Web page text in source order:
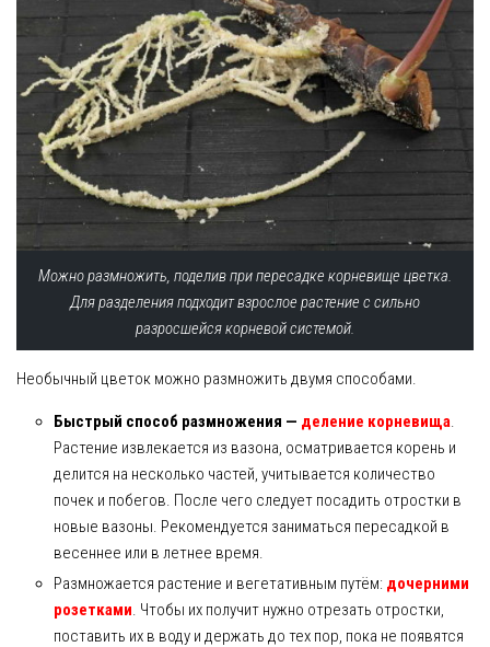
Можно размножить, поделив при пересадке корневище цветка.
Для разделения подходит взрослое растение с сильно
разросшейся корневой системой.
Необычный цветок можно размножить двумя способами.
Быстрый способ размножения — деление корневища.
Растение извлекается из вазона, осматривается корень и
делится на несколько частей, учитывается количество
почек и побегов. После чего следует посадить отростки в
новые вазоны. Рекомендуется заниматься пересадкой в
весеннее или в летнее время.
Размножается растение и вегетативным путём: дочерними
розетками . Чтобы их получит нужно отрезать отростки,
поставить их в воду и держать до тех пор, пока не появятся